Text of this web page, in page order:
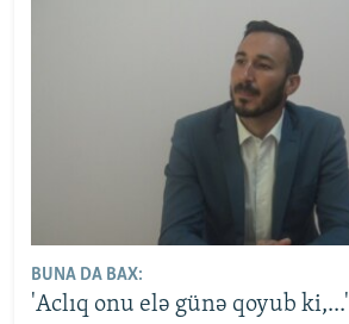
BUNA DA BAX:
'Aclıq onu elə günə qoyub ki,...'